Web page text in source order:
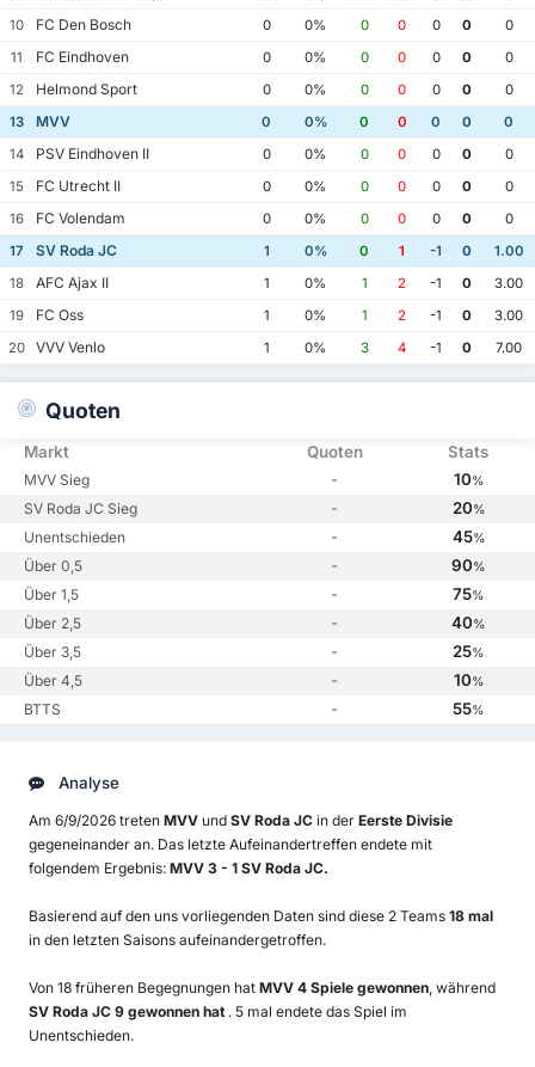
10
FC Den Bosch 0 0% 0 0 0 0
0
11
FC Eindhoven 0 0% 0 0 0 0
0
12
Helmond Sport 0 0% 0 0 0 0
0
13
MVV 0 0% 0 0 0 0
0
14
PSV Eindhoven II 0 0% 0 0 0 0
0
15
FC Utrecht II 0 0% 0 0 0 0
0
16
FC Volendam 0 0% 0 0 0 0
0
17
SV Roda JC 1 0% 0 1 -1 0
1.00
18
AFC Ajax II 1 0% 1 2 -1 0
3.00
19
FC Oss 1 0% 1 2 -1 0
3.00
20
VVV Venlo 1 0% 3 4 -1 0 7.00
Quoten
Markt Quoten Stats
MVV Sieg - 10%
SV Roda JC Sieg - 20%
Unentschieden - 45%
Über 0,5 - 90%
Über 1,5 - 75%
Über 2,5 - 40%
Über 3,5 - 25%
Über 4,5 - 10%
BTTS - 55%
Analyse
Am 6/9/2026 treten MVV und SV Roda JC in der Eerste Divisie
gegeneinander an. Das letzte Aufeinandertreffen endete mit
folgendem Ergebnis: MVV 3 - 1 SV Roda JC.
Basierend auf den uns vorliegenden Daten sind diese 2 Teams 18 mal
in den letzten Saisons aufeinandergetroffen.
Von 18 früheren Begegnungen hat MVV 4 Spiele gewonnen , während
SV Roda JC 9 gewonnen hat . 5 mal endete das Spiel im
Unentschieden.